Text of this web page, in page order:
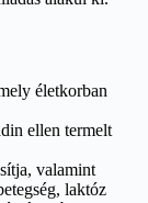
életkorban
ellen termelt
valamint
laktóz